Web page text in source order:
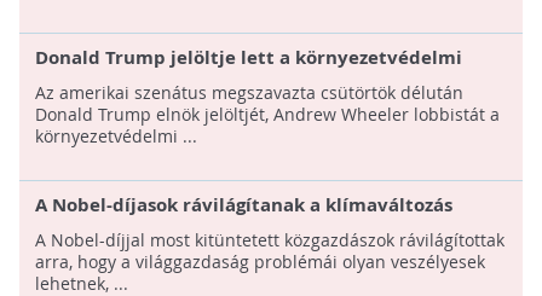
Donald Trump jelöltje lett a környezetvédelmi
hivatal vezetője
Az amerikai szenátus megszavazta csütörtök délután
Donald Trump elnök jelöltjét, Andrew Wheeler lobbistát a
környezetvédelmi ...
A Nobel-díjasok rávilágítanak a klímaváltozás
okozta globális gazdasági problémákra
A Nobel-díjjal most kitüntetett közgazdászok rávilágítottak
arra, hogy a világgazdaság problémái olyan veszélyesek
lehetnek, ...